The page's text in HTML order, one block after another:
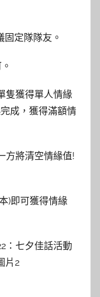
定隊隊友。
隻獲得單人情緣
成，獲得滿額情
方將清空情緣值!
)即可獲得情緣